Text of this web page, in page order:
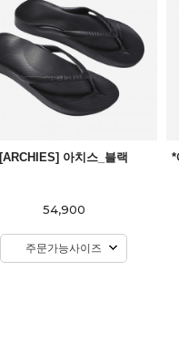
[ARCHIES] 아치스_블랙
54,900
주문가능사이즈
*